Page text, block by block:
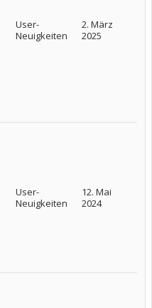
User-
Neuigkeiten
2. März
2025
User-
Neuigkeiten
12. Mai
2024